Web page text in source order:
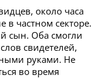
около часа
в частном секторе.
сын. Оба смогли
свидетелей,
руками. Не
во время